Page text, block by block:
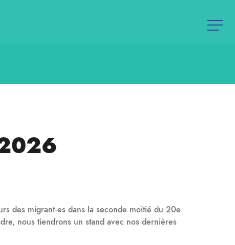
des migrant·es dans la seconde moitié du 20e
nous tiendrons un stand avec nos dernières